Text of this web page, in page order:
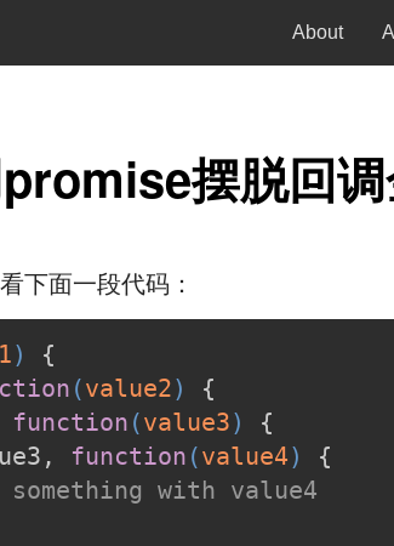
About
摆脱回
下面一段代码：
) {
(value2) {
function (value3) {
function (value4) {
with value4